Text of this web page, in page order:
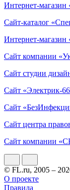
Интернет-магазин
Сайт-каталог
Интернет-магазин
Сайт компании
Сайт студии
Сайт «Электрик-
Сайт
Сайт центра
Сайт компании
© FL.ru, 2005 –
О проекте
Правила